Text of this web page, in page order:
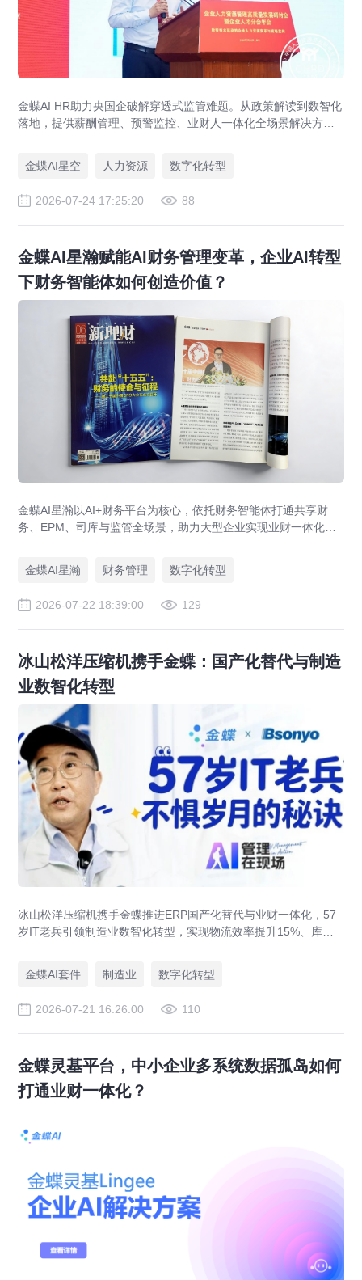
金蝶AI HR助力央国企破解穿透式监管难题。从政策解读到数智化
落地，提供薪酬管理、预警监控、业财人一体化全场景解决方
金蝶AI星空
人力资源 数字化转型
2026-07-24 17:25:20 88
金蝶AI星瀚赋能AI财务管理变革，企业AI转型
下财务智能体如何创造价值？
金蝶AI星瀚以AI+财务平台为核心，依托财务智能体打通共享财
务、EPM、司库与监管全场景，助力大型企业实现业财一体化与
金蝶AI星瀚 财务管理 数字化转型
2026-07-22 18:39:00 129
冰山松洋压缩机携手金蝶：国产化替代与制造
业数智化转型
冰山松洋压缩机携手金蝶推进ERP国产化替代与业财一体化，57
岁IT老兵引领制造业数智化转型，实现物流效率提升15%、库存
金蝶AI套件
制造业 数字化转型
2026-07-21 16:26:00 110
金蝶灵基平台，中小企业多系统数据孤岛如何
打通业财一体化？